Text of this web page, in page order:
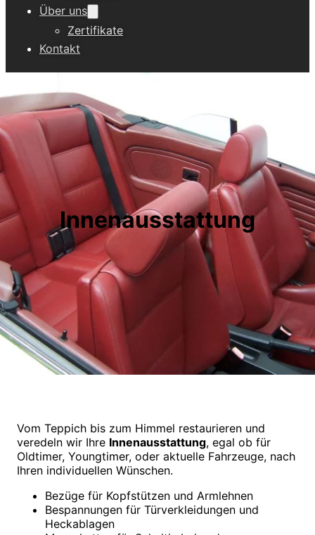
Über uns
Zertifikate
Kontakt
Innenausstattung
Vom Teppich bis zum Himmel restaurieren und
veredeln wir Ihre Innenausstattung, egal ob für
Oldtimer, Youngtimer, oder aktuelle Fahrzeuge, nach
Ihren individuellen Wünschen.
Bezüge für Kopfstützen und Armlehnen
Bespannungen für Türverkleidungen und
Heckablagen